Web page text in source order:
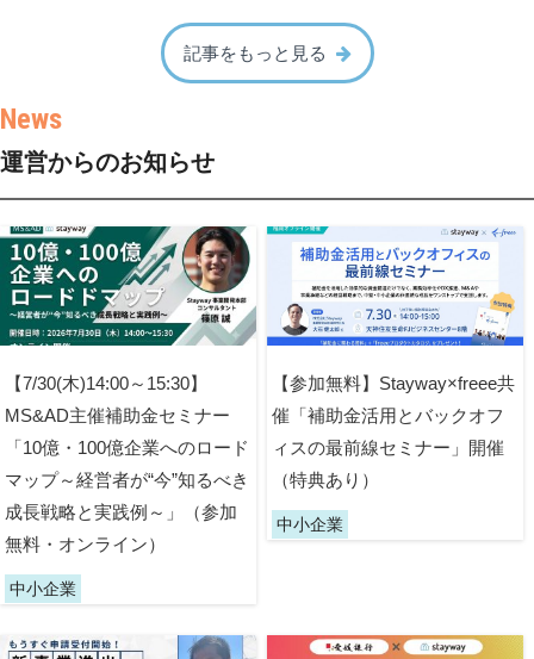
記事をもっと見る
運営からのお知らせ
【7/30(木)14:00～15:30】
MS&AD主催補助金セミナー
「10億・100億企業へのロード
マップ～経営者が“今”知るべき
成長戦略と実践例～」（参加
無料・オンライン）
中小企業
【参加無料】Stayway×freee共
催「補助金活用とバックオフ
ィスの最前線セミナー」開催
（特典あり）
中小企業